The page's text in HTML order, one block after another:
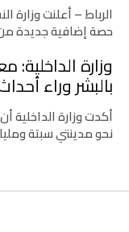
الرباط – أعلنت وزارة
حصة إضافية جديدة
وزارة
بالبشر وراء
أكدت وزارة الداخلية
نحو مدينتي سبتة